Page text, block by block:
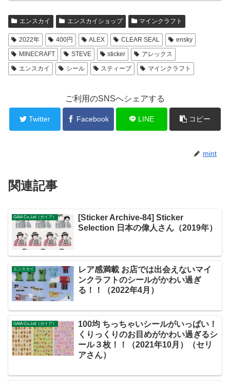
エンスカイ エンスカイショップ マインクラフト
2022年 400円 ALEX CLEAR SEAL
ensky
MINECRAFT
STEVE sticker
アレックス
エンスカイ
シール スティーブ マインクラフト
ご利用のSNSへシェアする
Twitter Facebook LINE コピー
mint
関連記事
GAIA Co.,Ltd（ガイア）
[Sticker Archive-84] Sticker
Selection 日本の偉人さん（2019年）
エンスカイ
レア感満載 お店では出会えないマイ
ンクラフトのシールがかわい過ぎ
る！！（2022年4月）
GAIA Co.,Ltd（ガイア）
100均 ちっちゃいシールがいっぱい！
くりっくりのお目めがかわい過ぎるシ
ール３枚！！（2021年10月）（セリ
アさん）